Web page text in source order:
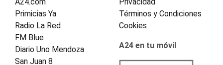
Primicias Ya
Radio La Red
FM Blue
Diario Uno Mendoza
San Juan 8
Términos y Condiciones
Cookies
A24 en tu móvil